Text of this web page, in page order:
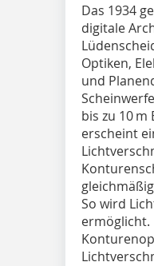
Das 1934
digitale
Optiken,
und
bis zu 10
erscheint
So wird
ermöglicht.